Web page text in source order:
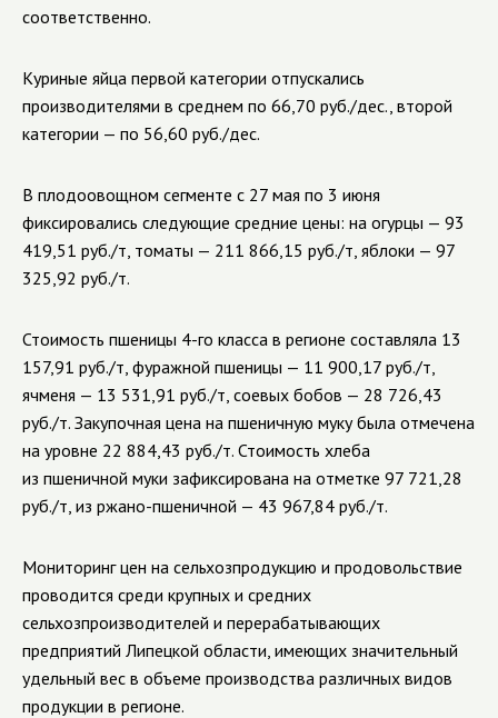
соответственно.
Куриные яйца первой категории отпускались
производителями в среднем по 66,70 руб./дес., второй
категории — по 56,60 руб./дес.
В плодоовощном сегменте с 27 мая по 3 июня
фиксировались следующие средние цены: на огурцы — 93
419,51 руб./т, томаты — 211 866,15 руб./т, яблоки — 97
325,92 руб./т.
Стоимость пшеницы 4-го класса в регионе составляла 13
157,91 руб./т, фуражной пшеницы — 11 900,17 руб./т,
ячменя — 13 531,91 руб./т, соевых бобов — 28 726,43
руб./т. Закупочная цена на пшеничную муку была отмечена
на уровне 22 884,43 руб./т. Стоимость хлеба
из пшеничной муки зафиксирована на отметке 97 721,28
руб./т, из ржано-пшеничной — 43 967,84 руб./т.
Мониторинг цен на сельхозпродукцию и продовольствие
проводится среди крупных и средних
сельхозпроизводителей и перерабатывающих
предприятий Липецкой области, имеющих значительный
удельный вес в объеме производства различных видов
продукции в регионе.